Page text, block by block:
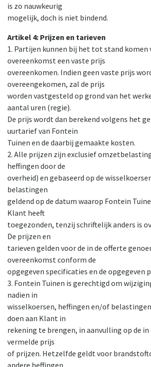
is zo nauwkeurig
mogelijk, doch is niet bindend.
Artikel 4: Prijzen en tarieven
1. Partijen kunnen bij het tot stand komen
overeenkomst een vaste prijs
overeenkomen. Indien geen vaste prijs
overeengekomen, zal de prijs
worden vastgesteld op grond van het
aantal uren (regie).
De prijs wordt dan berekend volgens het
uurtarief van Fontein
Tuinen en de daarbij gemaakte kosten.
2. Alle prijzen zijn exclusief
heffingen door de
overheid) en gebaseerd op de
belastingen
geldend op de datum waarop Fontein
Klant heeft
toegezonden, tenzij schriftelijk anders is
De prijzen en
tarieven gelden voor de in de offerte
overeenkomst conform de
opgegeven specificaties en de opgegeven
3. Fontein Tuinen is gerechtigd om
nadien in
wisselkoersen, heffingen en/of
doen aan Klant in
rekening te brengen, in aanvulling op de
vermelde prijs
of prijzen. Hetzelfde geldt voor
andere heffingen